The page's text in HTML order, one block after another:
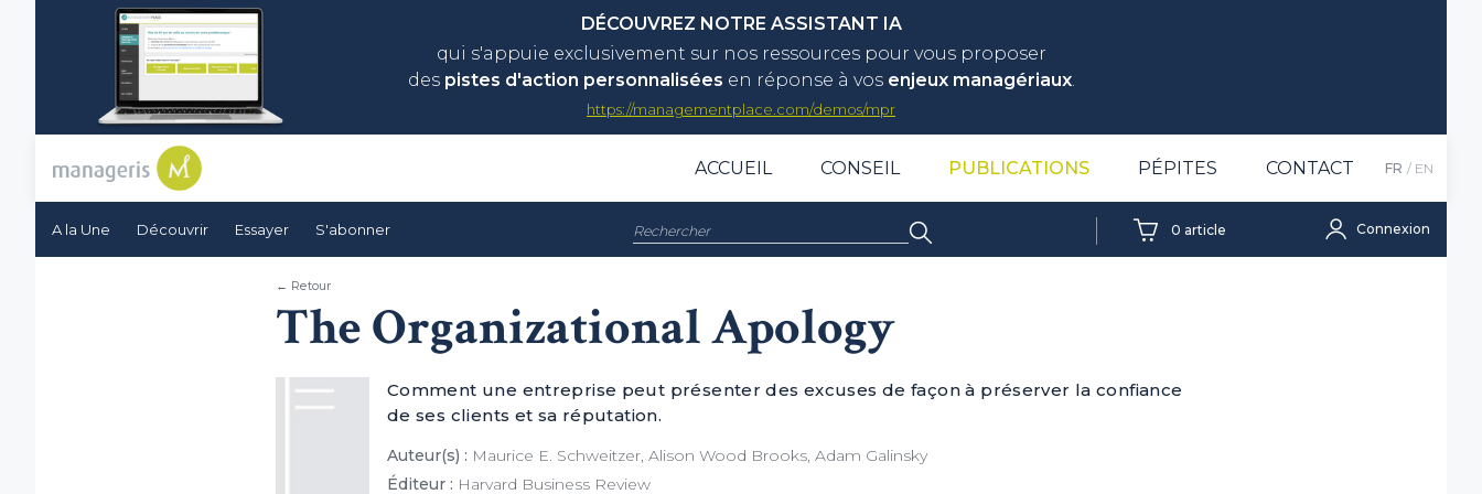
DÉCOUVREZ NOTRE ASSISTANT IA
qui s'appuie exclusivement sur nos ressources pour vous proposer
des pistes d'action personnalisées en réponse à vos enjeux managériaux.
https://managementplace.com/demos/mpr
ACCUEIL CONSEIL PUBLICATIONS PÉPITES CONTACT FR EN
A la Une Découvrir Essayer S'abonner Rechercher : 0 article Connexion
← Retour
The Organizational Apology
Comment une entreprise peut présenter des excuses de façon à préserver la confiance
de ses clients et sa réputation.
Auteur(s) : Maurice E. Schweitzer, Alison Wood Brooks, Adam Galinsky
Éditeur : Harvard Business Review